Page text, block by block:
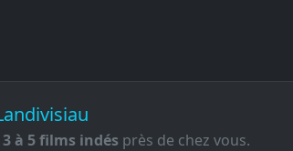
3 à 5 films indés près de chez vous.